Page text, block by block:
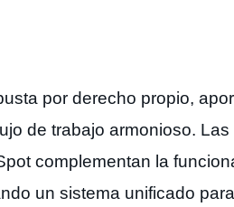
por derecho propio,
de trabajo armonioso.
complementan la
un sistema unificado